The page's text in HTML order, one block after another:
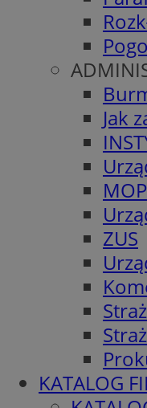
Jak
ZUS
KATALOG